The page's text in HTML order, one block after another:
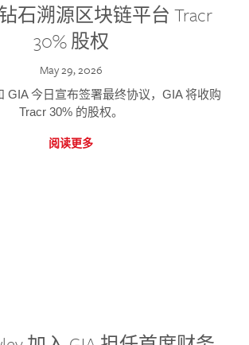
石溯源区块链平台 Tracr
30% 股权
May 29, 2026
GIA 今日宣布签署最终协议，GIA 将收购
Tracr 30% 的股权。
阅读更多